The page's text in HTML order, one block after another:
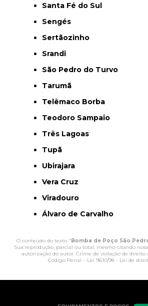
Santa Fé do Sul
Sengés
Sertãozinho
Srandi
São Pedro do Turvo
Tarumã
Telêmaco Borba
Teodoro Sampaio
Três Lagoas
Tupã
Ubirajara
Vera Cruz
Viradouro
Álvaro de Carvalho
O conteúdo do texto "Bomba de Poço São
Sua reprodução, parcial ou total, mesmo citando
autorização do autor. Crime de violação de direito
Código Penal – Lei 9610/98 - Lei de